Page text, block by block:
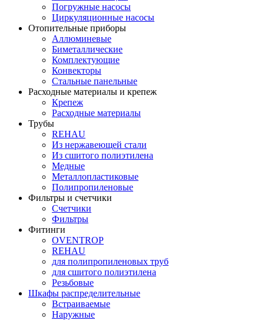
Погружные насосы
Циркуляционные насосы
Отопительные приборы
Аллюминевые
Биметаллические
Комплектующие
Конвекторы
Стальные панельные
Расходные материалы и крепеж
Крепеж
Расходные материалы
Трубы
REHAU
Из нержавеющей стали
Из сшитого полиэтилена
Медные
Металлопластиковые
Полипропиленовые
Фильтры и счетчики
Счетчики
Фильтры
Фитинги
OVENTROP
REHAU
для полипропиленовых труб
для сшитого полиэтилена
Резьбовые
Шкафы распределительные
Встраиваемые
Наружные